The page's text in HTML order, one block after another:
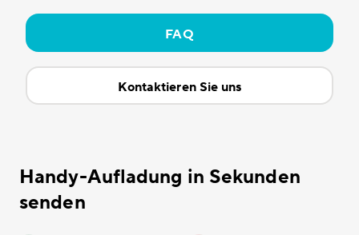
FAQ
Kontaktieren Sie uns
Handy-Aufladung in Sekunden
senden